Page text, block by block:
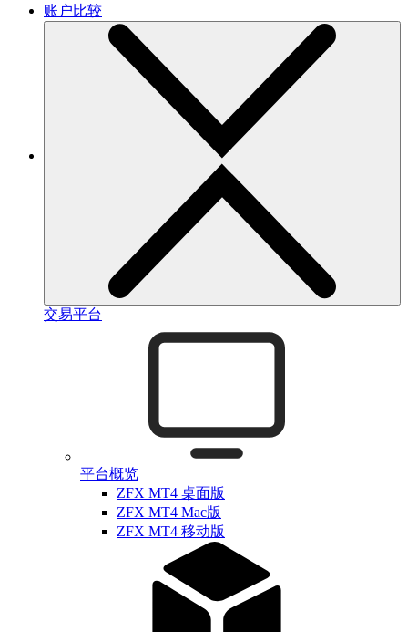
账户比较
交易平台
平台概览
ZFX MT4 桌面版
ZFX MT4 Mac版
ZFX MT4 移动版